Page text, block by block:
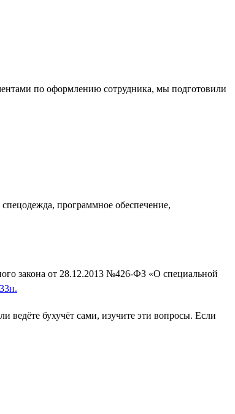
по оформлению сотрудника, мы подготовили
спецодежда, программное обеспечение,
закона от 28.12.2013 №426-ФЗ «О специальной
ведёте бухучёт сами, изучите эти вопросы. Если